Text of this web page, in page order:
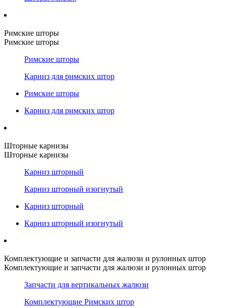
Римские шторы
Римские шторы
Римские шторы
Карниз для римских штор
Римские шторы
Карниз для римских штор
Шторные карнизы
Шторные карнизы
Карниз шторный
Карниз шторный изогнутый
Карниз шторный
Карниз шторный изогнутый
Комплектующие и запчасти для жалюзи и рулонных штор
Комплектующие и запчасти для жалюзи и рулонных штор
Запчасти для вертикальных жалюзи
Комплектующие Римских штор